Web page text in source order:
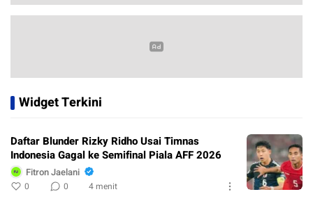
Widget Terkini
Daftar Blunder Rizky Ridho Usai Timnas
Indonesia Gagal ke Semifinal Piala AFF 2026
Fitron Jaelani
0 0 4 menit